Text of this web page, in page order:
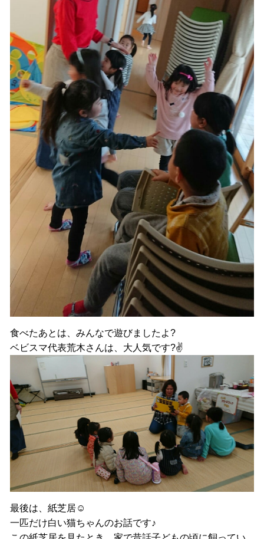
食べたあとは、みんなで遊びましたよ?
ベビスマ代表荒木さんは、大人気です?✌
最後は、紙芝居☺
一匹だけ白い猫ちゃんのお話です♪